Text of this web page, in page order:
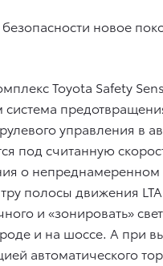
новое
Toyota Safety
управления в
под считанную
о
полосы движения
и «зонировать»
и на шоссе. А при
автоматического